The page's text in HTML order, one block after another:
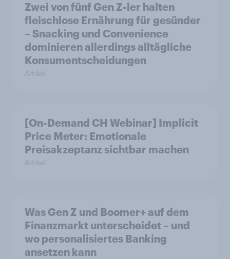
Zwei von fünf Gen Z-ler halten
fleischlose Ernährung für gesünder
– Snacking und Convenience
dominieren allerdings alltägliche
Konsumentscheidungen
Artikel
[On-Demand CH Webinar] Implicit
Price Meter: Emotionale
Preisakzeptanz sichtbar machen
Artikel
Was Gen Z und Boomer+ auf dem
Finanzmarkt unterscheidet – und
wo personalisiertes Banking
ansetzen kann